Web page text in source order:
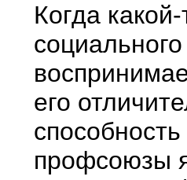
Когда
его
профсоюзы